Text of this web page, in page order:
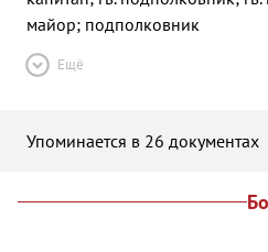
майор; подполковник
Ещё
Упоминается в 26 документах